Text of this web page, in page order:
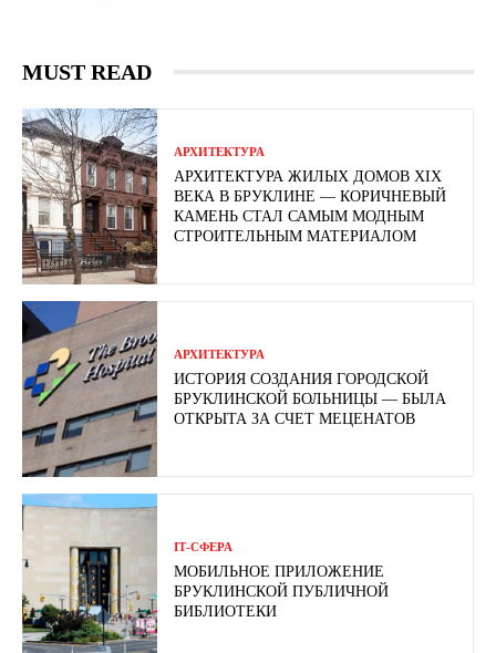
MUST READ
АРХИТЕКТУРА
АРХИТЕКТУРА ЖИЛЫХ ДОМОВ XIX
ВЕКА В БРУКЛИНЕ — КОРИЧНЕВЫЙ
КАМЕНЬ СТАЛ САМЫМ МОДНЫМ
СТРОИТЕЛЬНЫМ МАТЕРИАЛОМ
АРХИТЕКТУРА
ИСТОРИЯ СОЗДАНИЯ ГОРОДСКОЙ
БРУКЛИНСКОЙ БОЛЬНИЦЫ — БЫЛА
ОТКРЫТА ЗА СЧЕТ МЕЦЕНАТОВ
ІТ-СФЕРА
МОБИЛЬНОЕ ПРИЛОЖЕНИЕ
БРУКЛИНСКОЙ ПУБЛИЧНОЙ
БИБЛИОТЕКИ